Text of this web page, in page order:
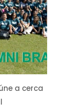
a cerca